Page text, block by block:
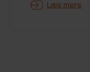
Læs mere